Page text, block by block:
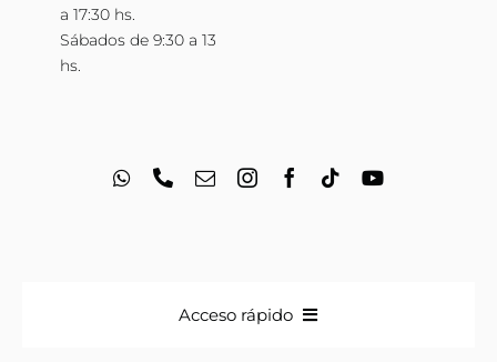
a 17:30 hs.
Sábados de 9:30 a 13
hs.
Acceso rápido